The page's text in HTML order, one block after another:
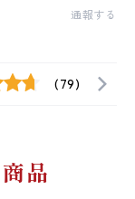
通報する
(79)
品